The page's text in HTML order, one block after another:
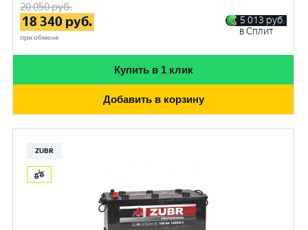
20 050руб.
18 340 руб.
при обмене
5 013 руб.
в Сплит
Купить в 1 клик
Добавить в корзину
ZUBR